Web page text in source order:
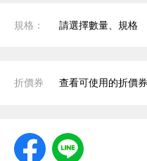
規格： 請選擇數量、規格
折價券 查看可使用的折價券